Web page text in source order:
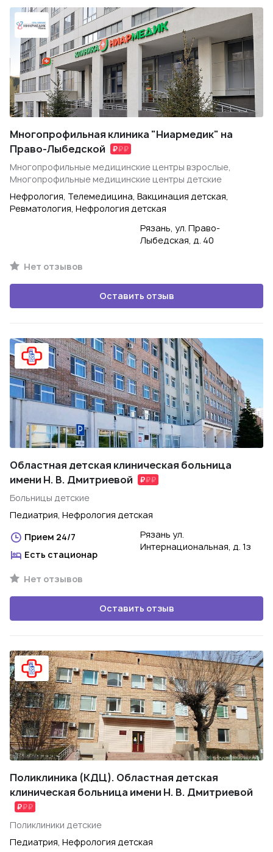
Многопрофильная клиника "Ниармедик" на
Право-Лыбедской
Многопрофильные медицинские центры взрослые,
Многопрофильные медицинские центры детские
Нефрология, Телемедицина, Вакцинация детская,
Ревматология, Нефрология детская
Рязань, ул. Право-
Лыбедская, д. 40
Нет отзывов
Оставить отзыв
Областная детская клиническая больница
имени Н. В. Дмитриевой
Больницы детские
Педиатрия, Нефрология детская
Прием 24/7
Есть стационар
Рязань ул.
Интернациональная, д. 1з
Нет отзывов
Оставить отзыв
Поликлиника (КДЦ). Областная детская
клиническая больница имени Н. В. Дмитриевой
Поликлиники детские
Педиатрия, Нефрология детская